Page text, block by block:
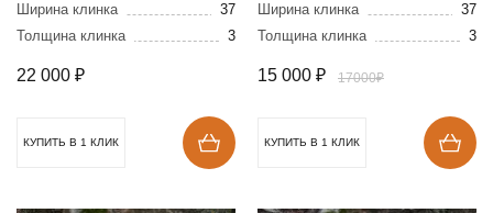
S390
Ширина клинка
37
Толщина клинка
3
22 000 ₽
КУПИТЬ В 1 КЛИК
S390
Ширина клинка
37
Толщина клинка
3
15 000 ₽ 17000₽
КУПИТЬ В 1 КЛИК